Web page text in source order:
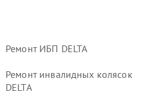
Ремонт ИБП DELTA
Ремонт инвалидных колясок
DELTA